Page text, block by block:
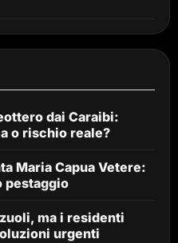
dai Caraibi:
o rischio reale?
Maria Capua Vetere:
pestaggio
ma i residenti
urgenti